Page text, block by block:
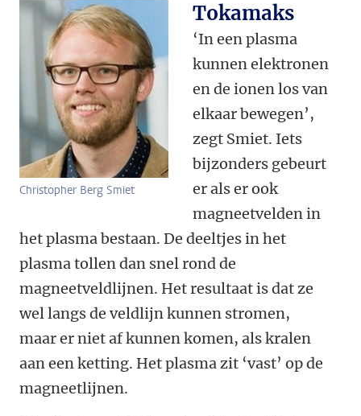
Christopher Berg Smiet
Tokamaks
‘In een plasma
kunnen elektronen
en de ionen los van
elkaar bewegen’,
zegt Smiet. Iets
bijzonders gebeurt
er als er ook
magneetvelden in
het plasma bestaan. De deeltjes in het
plasma tollen dan snel rond de
magneetveldlijnen. Het resultaat is dat ze
wel langs de veldlijn kunnen stromen,
maar er niet af kunnen komen, als kralen
aan een ketting. Het plasma zit ‘vast’ op de
magneetlijnen.